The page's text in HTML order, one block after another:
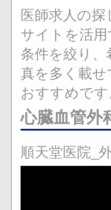
医師求人の
サイトを活
条件を絞り
真を多く載
おすすめで
心臓血管外
順天堂医院_